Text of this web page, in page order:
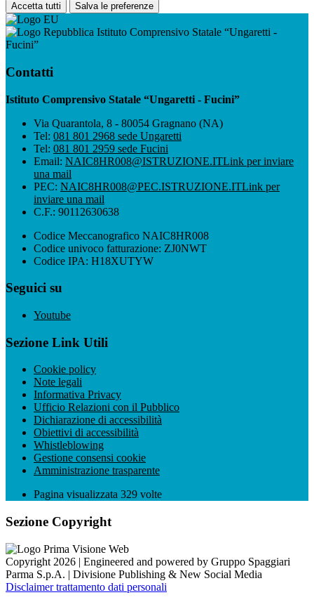
Accetta tutti Salva le preferenze
Istituto Comprensivo Statale “Ungaretti -
Fucini”
Contatti
Istituto Comprensivo Statale “Ungaretti - Fucini”
Via Quarantola, 8 - 80054 Gragnano (NA)
Tel: 081 801 2968 sede Ungaretti
Tel: 081 801 2959 sede Fucini
Email: NAIC8HR008@ISTRUZIONE.ITLink per inviare
una mail
PEC: NAIC8HR008@PEC.ISTRUZIONE.ITLink per
inviare una mail
C.F.: 90112630638
Codice Meccanografico NAIC8HR008
Codice univoco fatturazione: ZJ0NWT
Codice IPA: H18XUTYW
Seguici su
Youtube
Sezione Link Utili
Cookie policy
Note legali
Informativa Privacy
Ufficio Relazioni con il Pubblico
Dichiarazione di accessibilità
Obiettivi di accessibilità
Whistleblowing
Gestione consensi cookie
Amministrazione trasparente
Pagina visualizzata 329 volte
Sezione Copyright
Copyright 2026 | Engineered and powered by Gruppo Spaggiari
Parma S.p.A. | Divisione Publishing & New Social Media
Disclaimer trattamento dati personali